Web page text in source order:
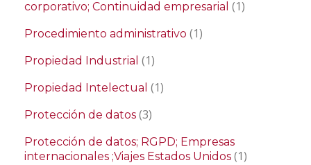
corporativo; Continuidad empresarial (1)
Procedimiento administrativo (1)
Propiedad Industrial (1)
Propiedad Intelectual (1)
Protección de datos (3)
Protección de datos; RGPD; Empresas
internacionales ;Viajes Estados Unidos (1)